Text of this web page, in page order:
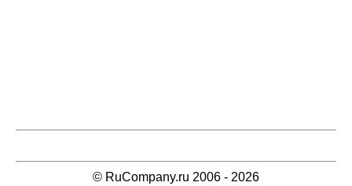
© RuCompany.ru 2006 - 2026